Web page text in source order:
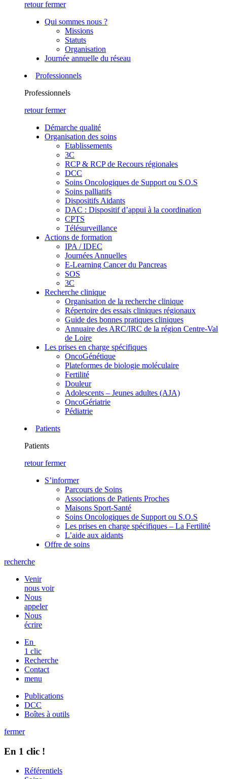
retour fermer
Qui sommes nous ?
Missions
Statuts
Organisation
Journée annuelle du réseau
Professionnels
Professionnels
retour fermer
Démarche qualité
Organisation des soins
Etablissements
3C
RCP & RCP de Recours régionales
DCC
Soins Oncologiques de Support ou S.O.S
Soins palliatifs
Dispositifs Aidants
DAC : Dispositif d’appui à la coordination
CPTS
Télésurveillance
Actions de formation
IPA / IDEC
Journées Annuelles
E-Learning Cancer du Pancreas
SOS
3C
Recherche clinique
Organisation de la recherche clinique
Répertoire des essais cliniques régionaux
Guide des bonnes pratiques cliniques
Annuaire des ARC/IRC de la région Centre-Val
de Loire
Les prises en charge spécifiques
OncoGénétique
Plateformes de biologie moléculaire
Fertilité
Douleur
Adolescents – Jeunes adultes (AJA)
OncoGériatrie
Pédiatrie
Patients
Patients
retour fermer
S’informer
Parcours de Soins
Associations de Patients Proches
Maisons Sport-Santé
Soins Oncologiques de Support ou S.O.S
Les prises en charge spécifiques – La Fertilité
L’aide aux aidants
Offre de soins
recherche
Venir
nous voir
Nous
appeler
Nous
écrire
En
1 clic
Recherche
Contact
menu
Publications
DCC
Boîtes à outils
fermer
En 1 clic !
Référentiels